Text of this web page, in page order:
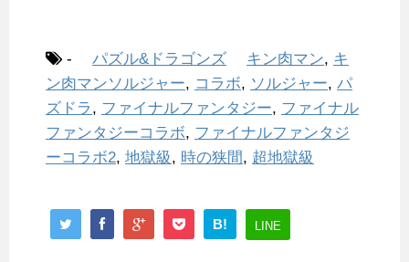
- パズル&ドラゴンズ キン肉マン, キ
ン肉マンソルジャー, コラボ, ソルジャー, パ
ズドラ , ファイナルファンタジー, ファイナル
ファンタジーコラボ, ファイナルファンタジ
ーコラボ2, 地獄級, 時の狭間, 超地獄級
B! LINE